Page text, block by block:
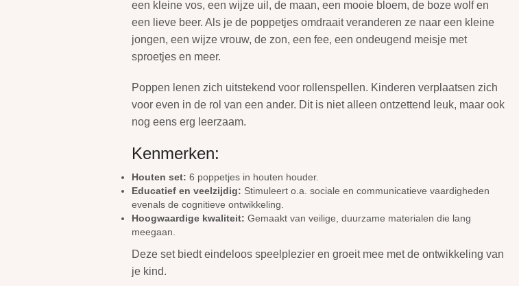
een kleine vos, een wijze uil, de maan, een mooie bloem, de boze wolf en
een lieve beer. Als je de poppetjes omdraait veranderen ze naar een kleine
jongen, een wijze vrouw, de zon, een fee, een ondeugend meisje met
sproetjes en meer.
Poppen lenen zich uitstekend voor rollenspellen. Kinderen verplaatsen zich
voor even in de rol van een ander. Dit is niet alleen ontzettend leuk, maar ook
nog eens erg leerzaam.
Kenmerken:
Houten set: 6 poppetjes in houten houder.
Educatief en veelzijdig: Stimuleert o.a. sociale en communicatieve vaardigheden
evenals de cognitieve ontwikkeling.
Hoogwaardige kwaliteit: Gemaakt van veilige, duurzame materialen die lang
meegaan.
Deze set biedt eindeloos speelplezier en groeit mee met de ontwikkeling van
je kind.